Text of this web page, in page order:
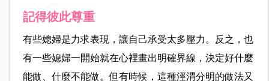
記得彼此尊重
有些媳婦是力求表現，讓自己承受太多壓力。反之，也
有一些媳婦一開始就在心裡畫出明確界線，決定好什麼
能做、什麼不能做。但有時候，這種涇渭分明的做法又